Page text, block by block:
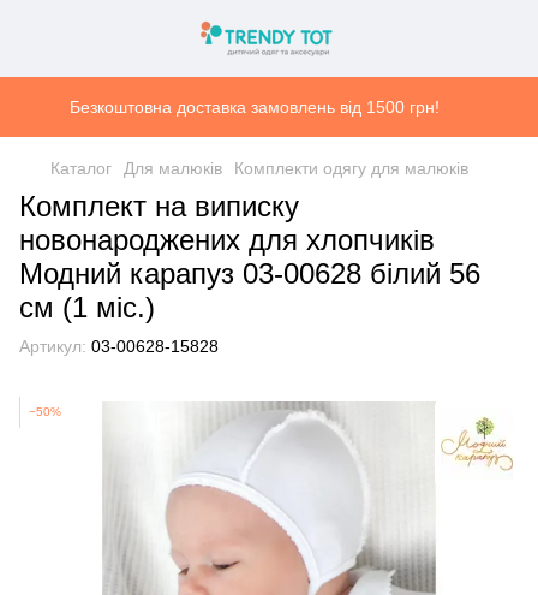
Безкоштовна доставка замовлень від 1500 грн!
Каталог Для малюків Комплекти одягу для малюків
Комплект на виписку
новонароджених для хлопчиків
Модний карапуз 03-00628 білий 56
см (1 мiс.)
Артикул: 03-00628-15828
−50%